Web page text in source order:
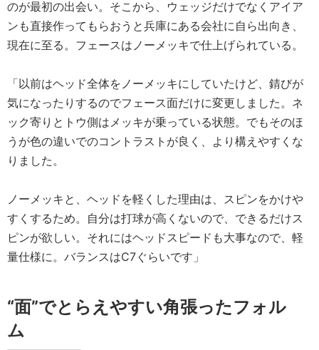
のが最初の出会い。そこから、ウェッジだけでなくアイア
ンも直接作ってもらおうと兵庫にある会社に自ら出向き、
現在に至る。フェースはノーメッキで仕上げられている。
「以前はヘッド全体をノーメッキにしていたけど、錆びが
気になったりするのでフェース面だけに変更しました。ネ
ック寄りとトウ側はメッキが乗っている状態。でもそのほ
うが色の違いでのコントラストが良く、より構えやすくな
りました。
ノーメッキと、ヘッドを軽くした理由は、スピンをかけや
すくするため。自分は打球が高くないので、できるだけス
ピンが欲しい。それにはヘッドスピードも大事なので、軽
量仕様に。バランスはC7ぐらいです」
“面”でとらえやすい角張ったフォル
ム